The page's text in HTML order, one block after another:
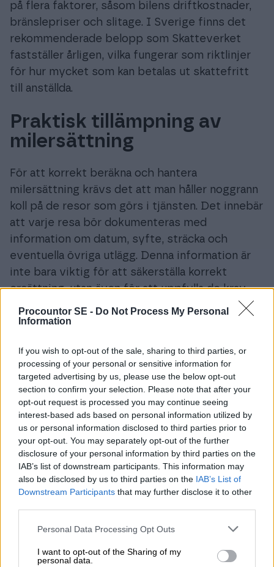
Procountor SE - Do Not Process My Personal
Information
If you wish to opt-out of the sale, sharing to third parties, or
processing of your personal or sensitive information for
targeted advertising by us, please use the below opt-out
section to confirm your selection. Please note that after your
opt-out request is processed you may continue seeing
interest-based ads based on personal information utilized by
us or personal information disclosed to third parties prior to
your opt-out. You may separately opt-out of the further
disclosure of your personal information by third parties on the
IAB’s list of downstream participants. This information may
also be disclosed by us to third parties on the IAB’s List of
Downstream Participants that may further disclose it to other
Please note that this website/app uses one or more Google
not limited to your visit or usage behaviour. You may click to
grant or deny consent to Google and its third-party tags to
Personal Data Processing Opt Outs
I want to opt-out of the Sharing of my
personal data.
på flera faktorer, såsom bilens driftkostnader,
bränslepriser och slitage. I Sverige finns det
rekommenderade belopp som Skatteverket
fastställer årligen, vilka fungerar som riktlinjer
för hur mycket som kan betalas ut skattefritt
till anställda.
Praktisk tillämpning av
milersättning
För att korrekt beräkna och hantera
milersättning krävs det att man håller noggrann
koll på de resor som görs i tjänsten. Det innebär
att varje resa bör dokumenteras med
information om datum, syfte, sträcka och
eventuella övriga utlägg. Denna information är
inte bara viktig för att säkerställa korrekt
ersättning, utan även för att uppfylla de krav
som Skatteverket ställer vid en eventuell
kontroll.
Det är här digitala lösningar som Procountor kan
spela en avgörande roll. Genom att använda ett
bokföringsprogram som automatiserar och
förenklar rapporteringen av dessa resor, kan
företag säkerställa att de följer gällande regler
och samtidigt effektivisera sin
ekonomihantering. Detta frigör tid som kan
användas till att fokusera på företagets
kärnverksamhet.
Relaterade ekonomiska
termer och begrepp